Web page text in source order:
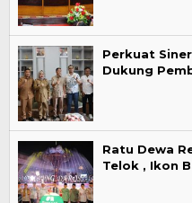
Perkuat
Dukung
Ratu Dewa
Telok , Ikon